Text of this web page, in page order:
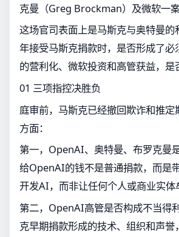
克曼（Greg Brockman）及微软一
这场官司表面上是马斯克与奥特曼
年接受马斯克捐款时，是否形成了
的营利化、微软投资和高管获益，是
01 三项指控决胜负
庭审前，马斯克已经撤回欺诈和推
方面：
第一，OpenAI、奥特曼、布罗克曼
给OpenAI的钱不是普通捐款，而是
开发AI，而非让任何个人或商业实体
第二，OpenAI高管是否构成不当得
克早期捐款形成的技术、组织和声